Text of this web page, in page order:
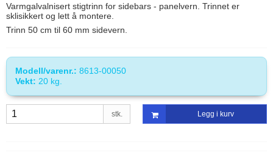
Varmgalvalnisert stigtrinn for sidebars - panelvern. Trinnet er
sklisikkert og lett å montere.
Trinn 50 cm til 60 mm sidevern.
Modell/varenr.: 8613-00050
Vekt: 20 kg.
stk. Legg i kurv